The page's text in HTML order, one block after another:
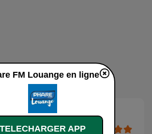
Louange
FM Louange en ligne
TELECHARGER APP